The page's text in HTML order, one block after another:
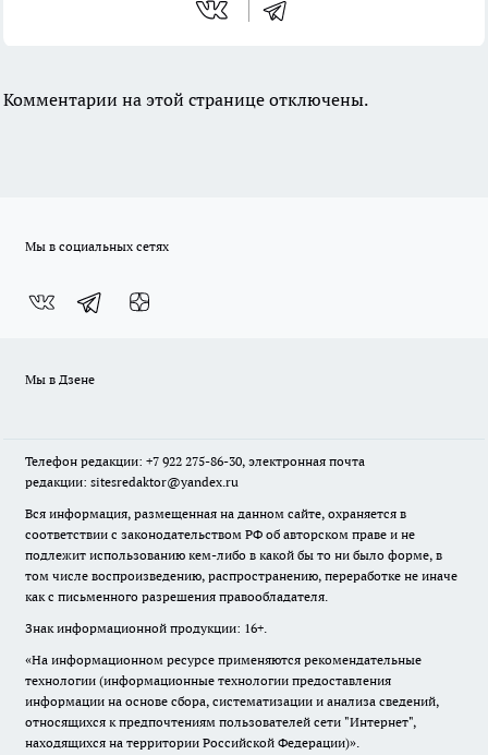
Комментарии на этой странице отключены.
Мы в социальных сетях
Мы в Дзене
Телефон редакции: +7 922 275-86-30, электронная почта
редакции: sitesredaktor@yandex.ru
Вся информация, размещенная на данном сайте, охраняется в
соответствии с законодательством РФ об авторском праве и не
подлежит использованию кем-либо в какой бы то ни было форме, в
том числе воспроизведению, распространению, переработке не иначе
как с письменного разрешения правообладателя.
Знак информационной продукции: 16+.
«На информационном ресурсе применяются рекомендательные
технологии (информационные технологии предоставления
информации на основе сбора, систематизации и анализа сведений,
относящихся к предпочтениям пользователей сети "Интернет",
находящихся на территории Российской Федерации)».